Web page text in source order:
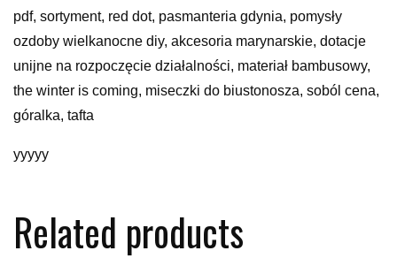
pdf, sortyment, red dot, pasmanteria gdynia, pomysły
ozdoby wielkanocne diy, akcesoria marynarskie, dotacje
unijne na rozpoczęcie działalności, materiał bambusowy,
the winter is coming, miseczki do biustonosza, soból cena,
góralka, tafta
yyyyy
Related products